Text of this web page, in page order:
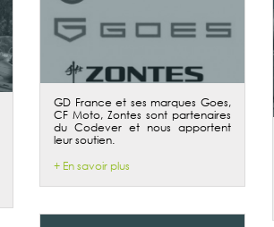
GD France et ses marques Goes,
CF Moto, Zontes sont partenaires
du Codever et nous apportent
leur soutien.
+ En savoir plus